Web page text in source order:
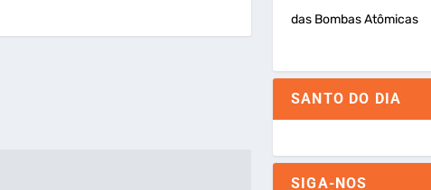
das Bombas Atômicas
SANTO DO DIA
SIGA-NOS